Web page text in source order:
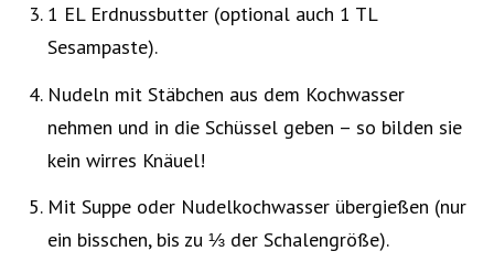
1 EL Erdnussbutter (optional auch 1 TL
Sesampaste).
Nudeln mit Stäbchen aus dem Kochwasser
nehmen und in die Schüssel geben – so bilden sie
kein wirres Knäuel!
Mit Suppe oder Nudelkochwasser übergießen (nur
ein bisschen, bis zu ⅓ der Schalengröße).